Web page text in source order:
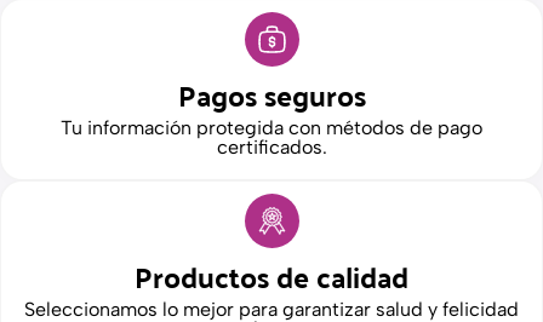
Pagos seguros
Tu información protegida con métodos de pago
certificados.
Productos de calidad
Seleccionamos lo mejor para garantizar salud y felicidad